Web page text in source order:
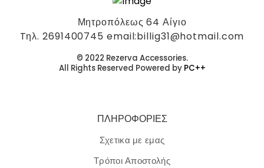
Μητροπόλεως 64 Αίγιο
Tηλ. 2691400745 email:billig31@hotmail.com
© 2022 Rezerva Accessories.
All Rights Reserved Powered by PC++
ΠΛΗΡΟΦΟΡΙΕΣ
Σχετικα με εμας
Τρόποι Αποστολής